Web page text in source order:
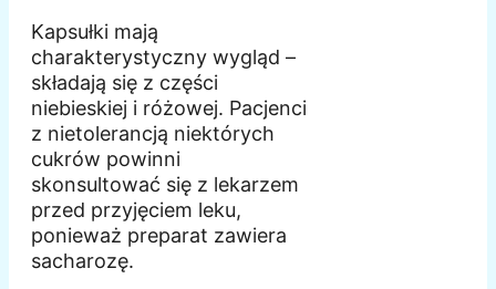
Kapsułki mają
charakterystyczny wygląd –
składają się z części
niebieskiej i różowej. Pacjenci
z nietolerancją niektórych
cukrów powinni
skonsultować się z lekarzem
przed przyjęciem leku,
ponieważ preparat zawiera
sacharozę.